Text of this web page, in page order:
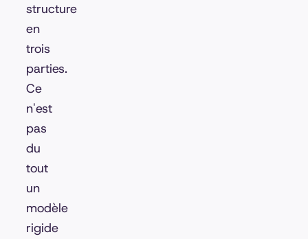
structure
en
trois
parties.
Ce
n'est
pas
du
tout
un
modèle
rigide